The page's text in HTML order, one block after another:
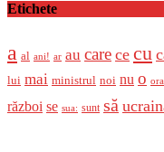
Etichete
a al ani! ar au care ce cu
lui mai ministrul noi nu o ora
război se sua: sunt să